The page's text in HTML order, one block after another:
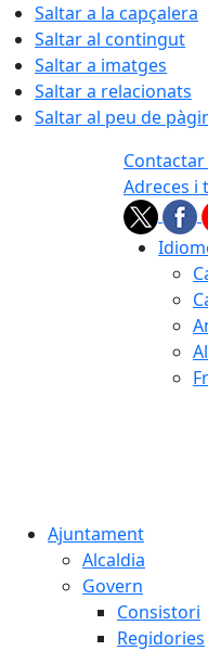
Saltar a la capçalera
Saltar al contingut
Saltar a imatges
Saltar a relacionats
Saltar al peu de
Adreces i
Ajuntament
Alcaldia
Govern
Consistori
Regidories